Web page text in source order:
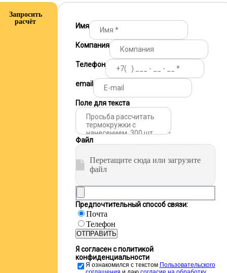
Запросить
расчёт
Имя
Компания
Телефон
email
Поле для текста
Файл
Перетащите сюда или загрузите
файл
Предпочтительный способ связи:
Почта
Телефон
ОТПРАВИТЬ
Я согласен с политикой
конфиденциальности
Я ознакомился с текстом Пользовательского